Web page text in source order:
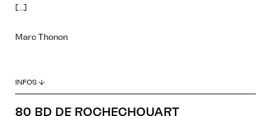
[…]
Marc Thonon
INFOS ↓
80 BD DE ROCHECHOUART